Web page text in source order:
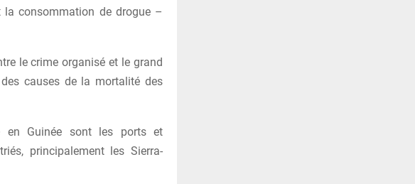
la consommation de drogue –
le crime organisé et le grand
causes de la mortalité des
en Guinée sont les ports et
principalement les Sierra-